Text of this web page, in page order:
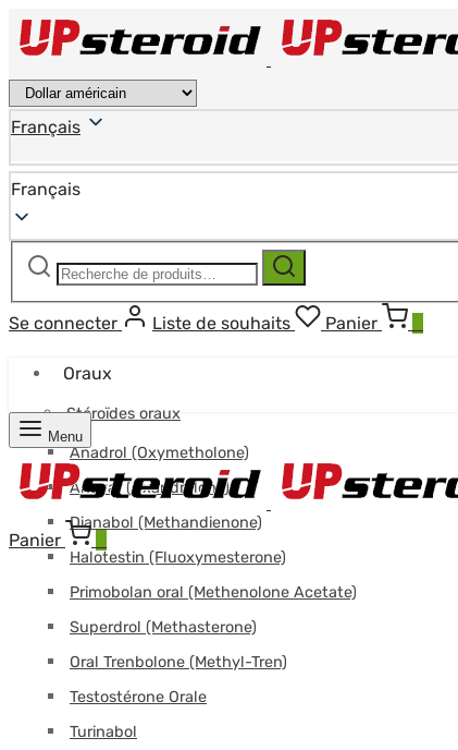
Français
Français
Recherche
Recherche
Se connecter Liste de souhaits Panier
Oraux
Stéroïdes oraux
Anadrol (Oxymetholone)
Anavar (Oxandrolone)
Dianabol (Methandienone)
Halotestin (Fluoxymesterone)
Primobolan oral (Methenolone Acetate)
Superdrol (Methasterone)
Oral Trenbolone (Methyl-Tren)
Testostérone Orale
Turinabol
Menu
Panier